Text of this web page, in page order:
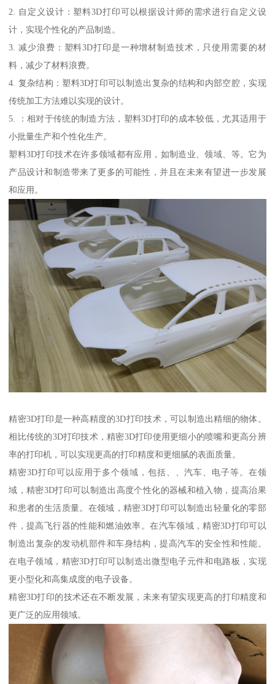
2. 自定义设计：塑料3D打印可以根据设计师的需求进行自定义设
计，实现个性化的产品制造。
3. 减少浪费：塑料3D打印是一种增材制造技术，只使用需要的材
料，减少了材料浪费。
4. 复杂结构：塑料3D打印可以制造出复杂的结构和内部空腔，实现
传统加工方法难以实现的设计。
5. ：相对于传统的制造方法，塑料3D打印的成本较低，尤其适用于
小批量生产和个性化生产。
塑料3D打印技术在许多领域都有应用，如制造业、领域、等。它为
产品设计和制造带来了更多的可能性，并且在未来有望进一步发展
和应用。
精密3D打印是一种高精度的3D打印技术，可以制造出精细的物体。
相比传统的3D打印技术，精密3D打印使用更细小的喷嘴和更高分辨
率的打印机，可以实现更高的打印精度和更细腻的表面质量。
精密3D打印可以应用于多个领域，包括、、汽车、电子等。在领
域，精密3D打印可以制造出高度个性化的器械和植入物，提高治果
和患者的生活质量。在领域，精密3D打印可以制造出轻量化的零部
件，提高飞行器的性能和燃油效率。在汽车领域，精密3D打印可以
制造出复杂的发动机部件和车身结构，提高汽车的安全性和性能。
在电子领域，精密3D打印可以制造出微型电子元件和电路板，实现
更小型化和高集成度的电子设备。
精密3D打印的技术还在不断发展，未来有望实现更高的打印精度和
更广泛的应用领域。